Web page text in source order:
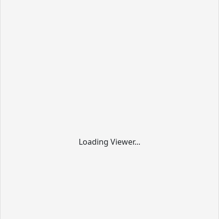
Loading Viewer...